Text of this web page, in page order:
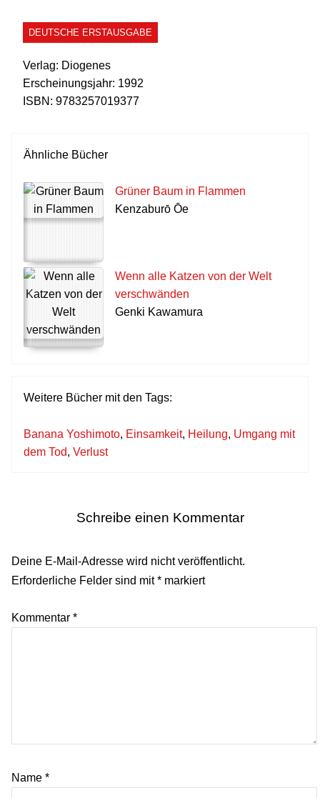
DEUTSCHE ERSTAUSGABE
Verlag: Diogenes
Erscheinungsjahr: 1992
ISBN: 9783257019377
Ähnliche Bücher
Grüner Baum in Flammen
Kenzaburō Ōe
Wenn alle Katzen von der Welt
verschwänden
Genki Kawamura
Weitere Bücher mit den Tags:
Banana Yoshimoto, Einsamkeit, Heilung, Umgang mit
dem Tod, Verlust
Schreibe einen Kommentar
Deine E-Mail-Adresse wird nicht veröffentlicht.
Erforderliche Felder sind mit* markiert
Kommentar *
Name *